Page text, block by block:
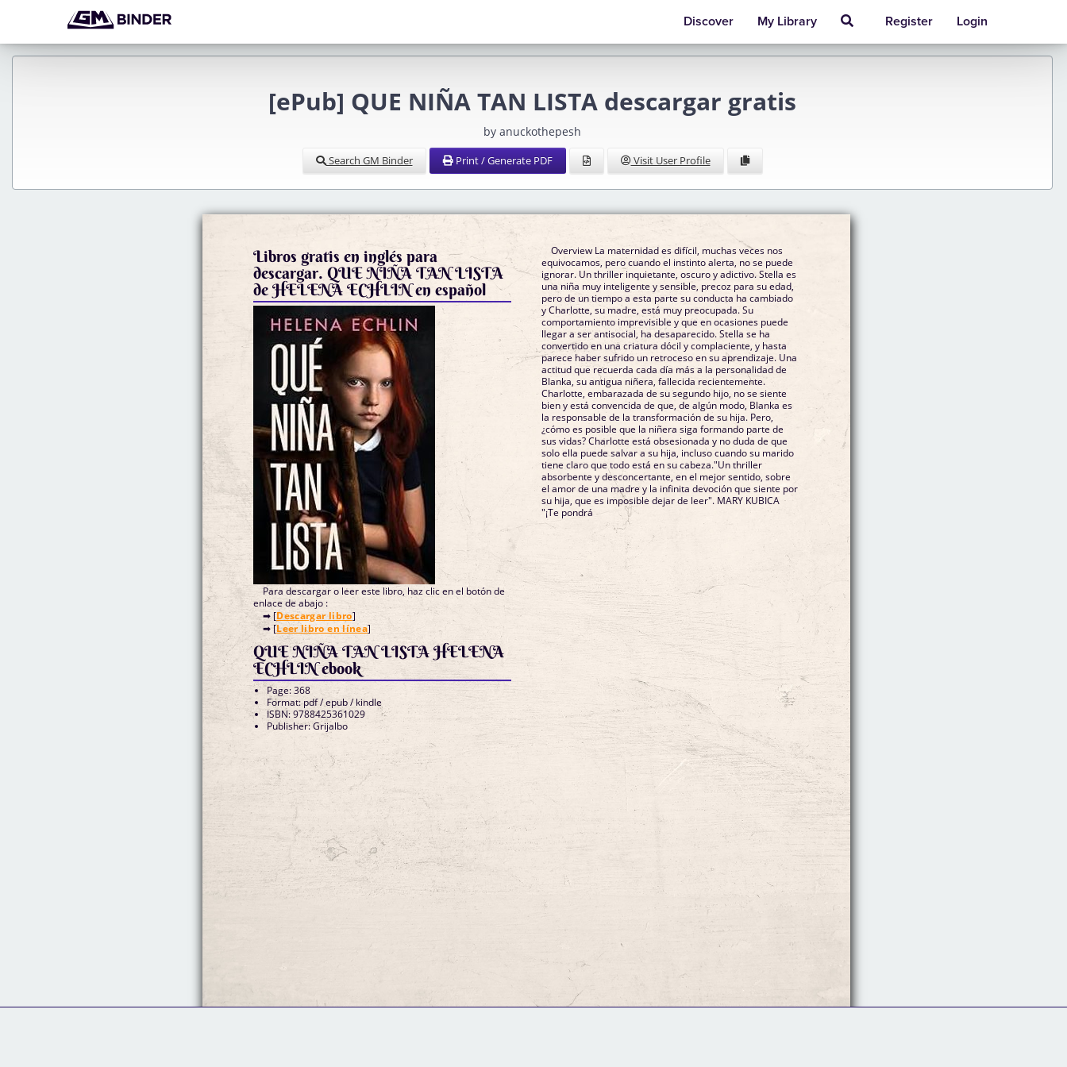
Discover My Library Register Login
[ePub] QUE NIÑA TAN LISTA descargar gratis
by anuckothepesh
Search GM Binder Print / Generate PDF Visit User Profile
Libros gratis en inglés para
descargar. QUE NIÑA TAN LISTA
de HELENA ECHLIN en español
Para descargar o leer este libro, haz clic en el botón de
enlace de abajo :
➡ [Descargar libro]
➡ [Leer libro en línea]
QUE NIÑA TAN LISTA HELENA
ECHLIN ebook
Page: 368
Format: pdf / epub / kindle
ISBN: 9788425361029
Publisher: Grijalbo
Overview La maternidad es difícil, muchas veces nos
equivocamos, pero cuando el instinto alerta, no se puede
ignorar. Un thriller inquietante, oscuro y adictivo. Stella es
una niña muy inteligente y sensible, precoz para su edad,
pero de un tiempo a esta parte su conducta ha cambiado
y Charlotte, su madre, está muy preocupada. Su
comportamiento imprevisible y que en ocasiones puede
llegar a ser antisocial, ha desaparecido. Stella se ha
convertido en una criatura dócil y complaciente, y hasta
parece haber sufrido un retroceso en su aprendizaje. Una
actitud que recuerda cada día más a la personalidad de
Blanka, su antigua niñera, fallecida recientemente.
Charlotte, embarazada de su segundo hijo, no se siente
bien y está convencida de que, de algún modo, Blanka es
la responsable de la transformación de su hija. Pero,
¿cómo es posible que la niñera siga formando parte de
sus vidas? Charlotte está obsesionada y no duda de que
solo ella puede salvar a su hija, incluso cuando su marido
tiene claro que todo está en su cabeza."Un thriller
absorbente y desconcertante, en el mejor sentido, sobre
el amor de una madre y la infinita devoción que siente por
su hija, que es imposible dejar de leer". MARY KUBICA
"¡Te pondrá